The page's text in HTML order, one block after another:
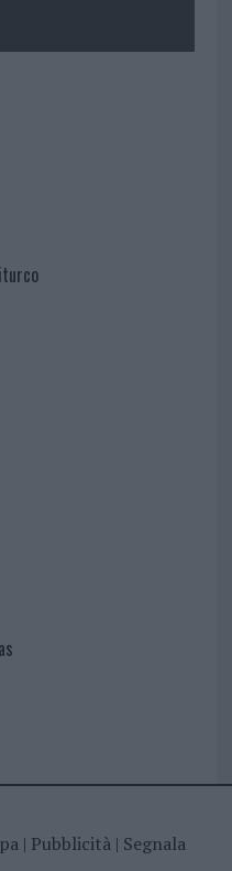
| Pubblicità| Segnala